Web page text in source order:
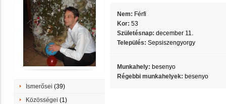
Ismerősei (39)
Közösségei (1)
Nem: Férfi
Kor: 53
Születésnap: december 11.
Település: Sepsiszengyorgy
Munkahely: besenyo
Régebbi munkahelyek: besenyo